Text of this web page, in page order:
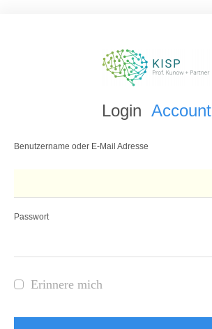
Login Account
Benutzername oder E-Mail Adresse
Passwort
Erinnere mich